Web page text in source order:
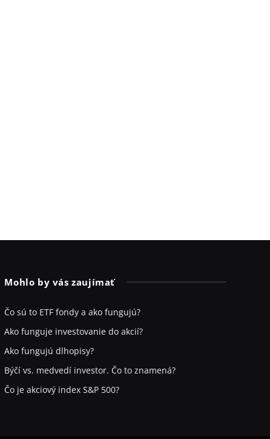
Mohlo by vás zaujímať
Čo sú to ETF fondy a ako fungujú?
Ako funguje investovanie do akcií?
Ako fungujú dlhopisy?
Býčí vs. medvedí investor. Čo to znamená?
Čo je akciový index S&P 500?